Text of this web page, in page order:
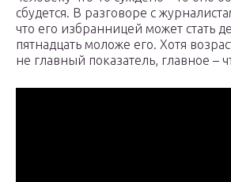
сбудется. В разговоре с
что его избранницей может стать
пятнадцать моложе его. Хотя
не главный показатель, главное –